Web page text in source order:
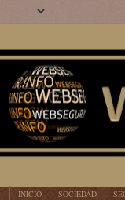
INICIO SOCIEDAD